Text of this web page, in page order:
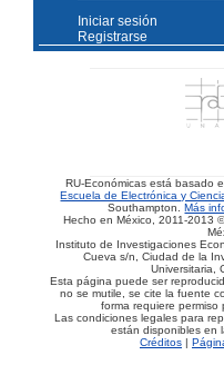
Iniciar sesión
Registrarse
RU-Económicas está basado
Escuela de Electrónica y
Southampton.Más
Hecho en México, 2011-2013
Instituto de Investigaciones
Cueva s/n, Ciudad de la
Universitaria,
Esta página puede ser
no se mutile, se cite la fuente
forma requiere permiso
Las condiciones legales para
están disponibles en
Créditos|